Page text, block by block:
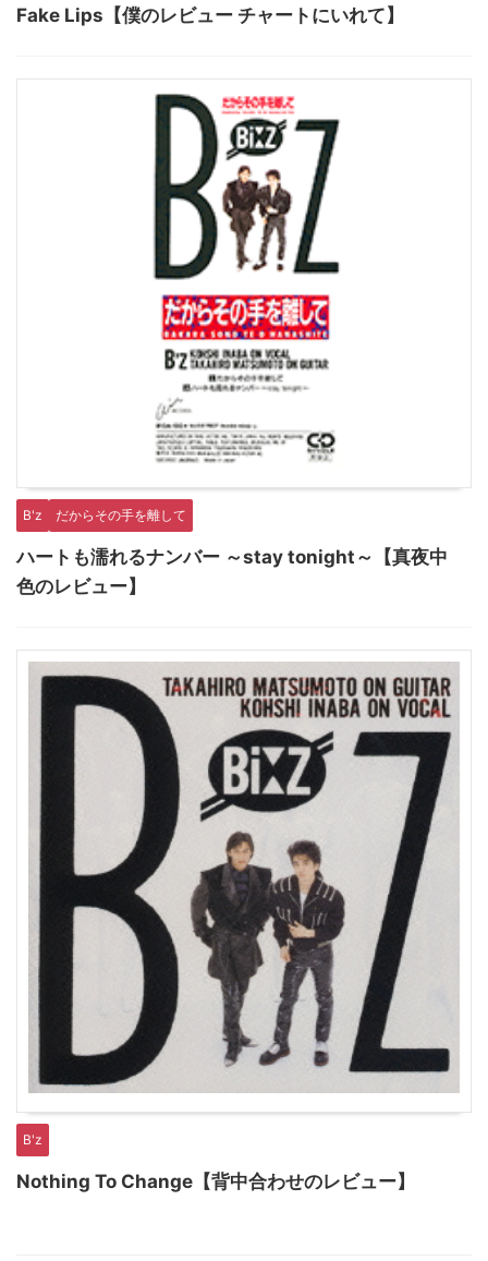
Fake Lips【僕のレビュー チャートにいれて】
B'z だからその手を離して
ハートも濡れるナンバー ～stay tonight～【真夜中
色のレビュー】
B'z
Nothing To Change【背中合わせのレビュー】